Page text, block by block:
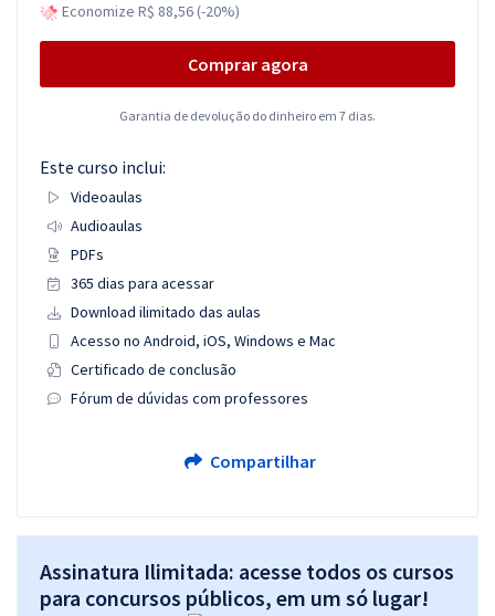
Economize R$ 88,56 (-20%)
Comprar agora
Garantia de devolução do dinheiro em 7 dias.
Este curso inclui:
Videoaulas
Audioaulas
PDFs
365 dias para acessar
Download ilimitado das aulas
Acesso no Android, iOS, Windows e Mac
Certificado de conclusão
Fórum de dúvidas com professores
Compartilhar
Assinatura Ilimitada: acesse todos os cursos
para concursos públicos, em um só lugar!